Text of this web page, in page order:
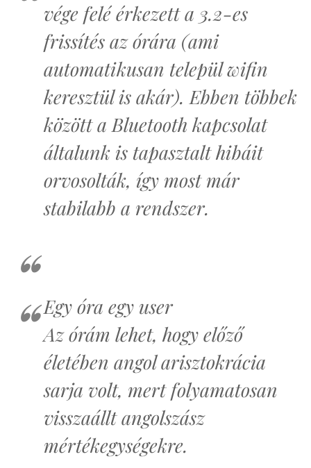
vége felé érkezett a 3.2-es
frissítés az órára (ami
automatikusan települ wifin
keresztül is akár). Ebben többek
között a Bluetooth kapcsolat
általunk is tapasztalt hibáit
orvosolták, így most már
stabilabb a rendszer.
Egy óra egy user
Az órám lehet, hogy előző
életében angol arisztokrácia
sarja volt, mert folyamatosan
visszaállt angolszász
mértékegységekre.